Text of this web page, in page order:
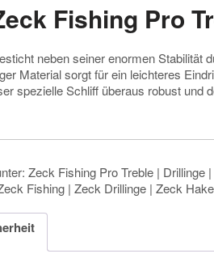
Fishing Pro
neben seiner enormen Stabilität
Material sorgt für ein leichteres
spezielle Schliff überaus robust und
Zeck Fishing Pro Treble | Drillinge
Fishing | Zeck Drillinge | Zeck